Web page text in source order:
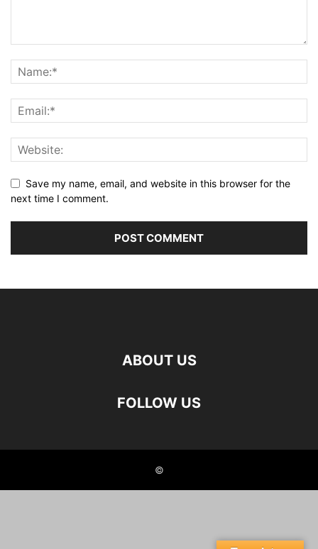
Save my name, email, and website in this browser for the
next time I comment.
ABOUT US
FOLLOW US
©